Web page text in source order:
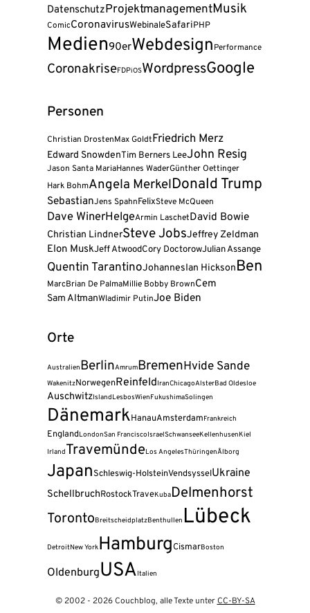
DatenschutzProjektmanagementMusik
ComicCoronavirusWebinaleSafariPHP
Medien90erWebdesign Performance
CoronakriseFDPiOSWordpressGoogle
Personen
Christian DrostenMax GoldtFriedrich Merz
Edward SnowdenTim Berners LeeJohn Resig
Jason Santa MariaHannes WaderGünther Oettinger
Hark BohmAngela MerkelDonald Trump
SebastianJens SpahnFelixSteve McQueen
Dave WinerHelgeArmin LaschetDavid Bowie
Christian LindnerSteve JobsJeffrey Zeldman
Elon MuskJeff AtwoodCory DoctorowJulian Assange
Quentin TarantinoJohannesIan HicksonBen
MarcBrian De PalmaMillie Bobby BrownCem
Sam AltmanWladimir PutinJoe Biden
Orte
AustralienBerlinAmrumBremenHvide Sande
WakenitzNorwegenReinfeldIranChicagoAlsterBad Oldesloe
AuschwitzIslandLesbosWienFukushimaSolingen
DänemarkHanauAmsterdamFrankreich
EnglandLondonSan FranciscoIsraelSchwanseeKellenhusenKiel
IrlandTravemündeLos AngelesThüringenÅlborg
JapanSchleswig-HolsteinVendsysselUkraine
SchellbruchRostockTraveKubaDelmenhorst
TorontoBreitscheidplatzBenthullen Lübeck
DetroitNew YorkHamburgCismarBoston
OldenburgUSAItalien
© 2002 - 2026 Couchblog, alle Texte unter CC-BY-SA